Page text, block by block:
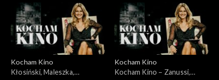
10.06.2008
Kocham Kino
Kłosiński, Maleszka,
Kocham Kino
Kocham Kino – Zanussi,